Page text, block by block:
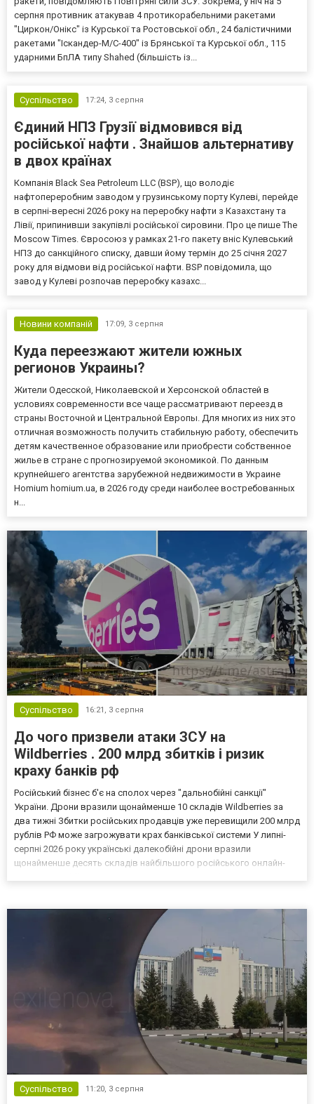
серпня противник атакував 4 протикорабельними ракетами
"Циркон/Онікс" із Курської та Ростовської обл., 24 балістичними
ракетами "Іскандер-М/С-400" із Брянської та Курської обл., 115
ударними БпЛА типу Shahed (більшість із...
Суспільство 17:24, 3 серпня
Єдиний НПЗ Грузії відмовився від
російської нафти . Знайшов альтернативу
в двох країнах
Компанія Black Sea Petroleum LLC (BSP), що володіє
нафтопереробним заводом у грузинському порту Кулеві, перейде
в серпні-вересні 2026 року на переробку нафти з Казахстану та
Лівії, припинивши закупівлі російської сировини. Про це пише The
Moscow Times. Євросоюз у рамках 21-го пакету вніс Кулевський
НПЗ до санкційного списку, давши йому термін до 25 січня 2027
року для відмови від російської нафти. BSP повідомила, що
завод у Кулеві розпочав переробку казахс...
Новини компаній 17:09, 3 серпня
Куда переезжают жители южных
регионов Украины?
Жители Одесской, Николаевской и Херсонской областей в
условиях современности все чаще рассматривают переезд в
страны Восточной и Центральной Европы. Для многих из них это
отличная возможность получить стабильную работу, обеспечить
детям качественное образование или приобрести собственное
жилье в стране с прогнозируемой экономикой. По данным
крупнейшего агентства зарубежной недвижимости в Украине
Homium homium.ua, в 2026 году среди наиболее востребованных
н...
Суспільство 16:21, 3 серпня
До чого призвели атаки ЗСУ на
Wildberries . 200 млрд збитків і ризик
краху банків рф
Російський бізнес б'є на сполох через "дальнобійні санкції"
України. Дрони вразили щонайменше 10 складів Wildberries за
два тижні Збитки російських продавців уже перевищили 200 млрд
рублів РФ може загрожувати крах банківської системи У липні-
серпні 2026 року українські далекобійні дрони вразили
щонайменше десять складів найбільшого російського онлайн-
Суспільство 11:20, 3 серпня